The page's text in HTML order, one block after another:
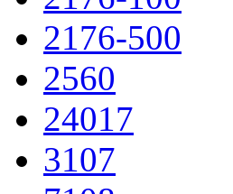
2176-500
2560
24017
3107